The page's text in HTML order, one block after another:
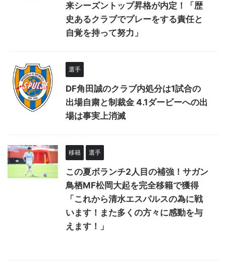
来シーズントップ昇格が内定！「歴
史あるクラブでプレーをする責任と
自覚を持って努力」
選手
DF角田誠のクラブ内処分は1試合の
出場自粛と制裁金 4.1ダービーへの出
場は事実上消滅
移籍 選手
この夏ボランチ2人目の補強！サガン
鳥栖MF松岡大起を完全移籍で獲得
「これから清水エスパルスの為に戦
います！また多くの方々に感動を与
えます！」